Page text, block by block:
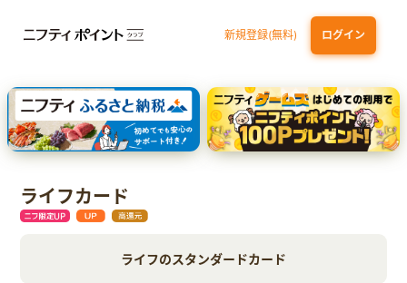
新規登録(無料) ログイン
dカード 九州カードNEXT JCB ORIGINAL SERIES：JCBカード S
三井住友カード ゴールド（NL）（家族カード発行）
【実質初月無料】DMM | Disney+(ディズニープラス) セットプラン
ライフカード
ライフのスタンダードカード